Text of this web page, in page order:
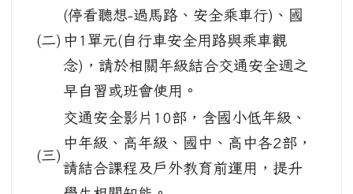
(二)
(停看聽想-過馬路、安全乘車行)、國
中1單元(自行車安全用路與乘車觀
念)，請於相關年級結合交通安全週之
早自習或班會使用。
(三)
交通安全影片10部，含國小低年級、
中年級、高年級、國中、高中各2部，
請結合課程及戶外教育前運用，提升